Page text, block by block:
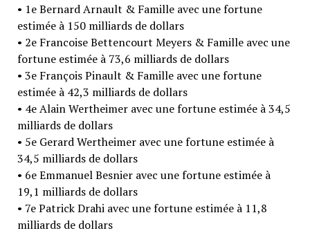
• 1e Bernard Arnault & Famille avec une fortune
estimée à 150 milliards de dollars
• 2e Francoise Bettencourt Meyers & Famille avec une
fortune estimée à 73,6 milliards de dollars
• 3e François Pinault & Famille avec une fortune
estimée à 42,3 milliards de dollars
• 4e Alain Wertheimer avec une fortune estimée à 34,5
milliards de dollars
• 5e Gerard Wertheimer avec une fortune estimée à
34,5 milliards de dollars
• 6e Emmanuel Besnier avec une fortune estimée à
19,1 milliards de dollars
• 7e Patrick Drahi avec une fortune estimée à 11,8
milliards de dollars